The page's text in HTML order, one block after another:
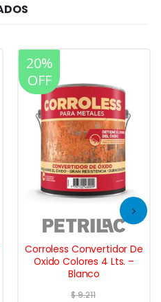
20%
OFF
Corroless Convertidor De
Oxido Colores 4 Lts. –
Blanco
$9.211